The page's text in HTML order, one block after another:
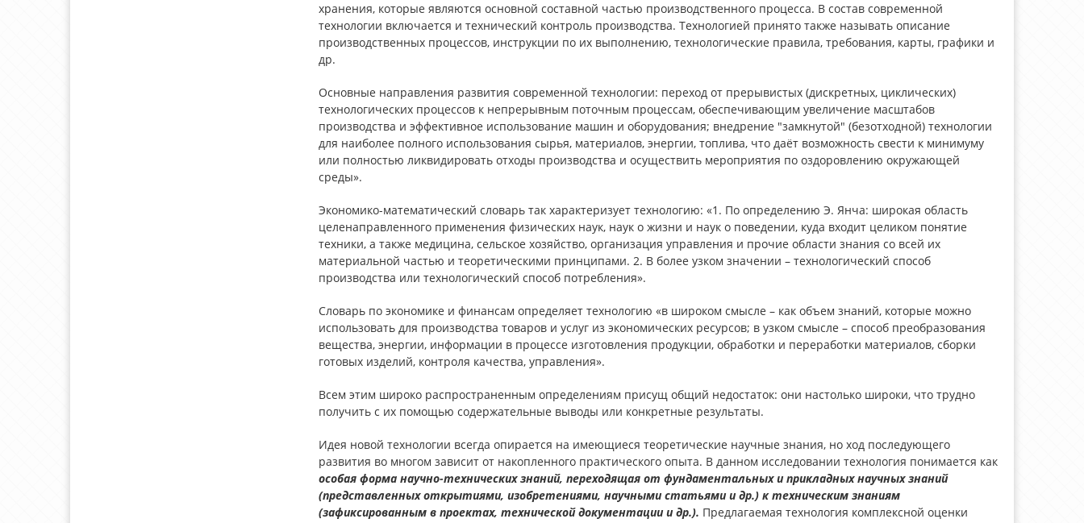
хранения, которые являются основной составной частью производственного процесса. В состав современной
технологии включается и технический контроль производства. Технологией принято также называть описание
производственных процессов, инструкции по их выполнению, технологические правила, требования, карты, графики и
др.
Основные направления развития современной технологии: переход от прерывистых (дискретных, циклических)
технологических процессов к непрерывным поточным процессам, обеспечивающим увеличение масштабов
производства и эффективное использование машин и оборудования; внедрение "замкнутой" (безотходной) технологии
для наиболее полного использования сырья, материалов, энергии, топлива, что даёт возможность свести к минимуму
или полностью ликвидировать отходы производства и осуществить мероприятия по оздоровлению окружающей
среды».
Экономико-математический словарь так характеризует технологию: «1. По определению Э. Янча: широкая область
целенаправленного применения физических наук, наук о жизни и наук о поведении, куда входит целиком понятие
техники, а также медицина, сельское хозяйство, организация управления и прочие области знания со всей их
материальной частью и теоретическими принципами. 2. В более узком значении – технологический способ
производства или технологический способ потребления».
Словарь по экономике и финансам определяет технологию «в широком смысле – как объем знаний, которые можно
использовать для производства товаров и услуг из экономических ресурсов; в узком смысле – способ преобразования
вещества, энергии, информации в процессе изготовления продукции, обработки и переработки материалов, сборки
готовых изделий, контроля качества, управления».
Всем этим широко распространенным определениям присущ общий недостаток: они настолько широки, что трудно
получить с их помощью содержательные выводы или конкретные результаты.
Идея новой технологии всегда опирается на имеющиеся теоретические научные знания, но ход последующего
развития во многом зависит от накопленного практического опыта. В данном исследовании технология понимается как
особая форма научно-технических знаний, переходящая от фундаментальных и прикладных научных знаний
(представленных открытиями, изобретениями, научными статьями и др.) к техническим знаниям
(зафиксированным в проектах, технической документации и др.). Предлагаемая технология комплексной оценки